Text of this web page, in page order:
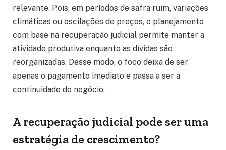
relevante. Pois, em períodos de safra ruim, variações
climáticas ou oscilações de preços, o planejamento
com base na recuperação judicial permite manter a
atividade produtiva enquanto as dívidas são
reorganizadas. Desse modo, o foco deixa de ser
apenas o pagamento imediato e passa a ser a
continuidade do negócio.
A recuperação judicial pode ser uma
estratégia de crescimento?